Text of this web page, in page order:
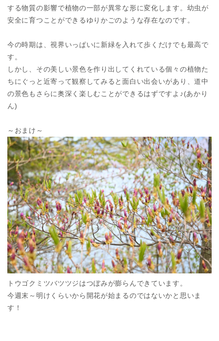
する物質の影響で植物の一部が異常な形に変化します。幼虫が
安全に育つことができるゆりかごのような存在なのです。
今の時期は、視界いっぱいに新緑を入れて歩くだけでも最高で
す。
しかし、その美しい景色を作り出してくれている個々の植物た
ちにぐっと近寄って観察してみると面白い出会いがあり、道中
の景色もさらに奥深く楽しむことができるはずですよ♪(あかり
ん)
～おまけ～
トウゴクミツバツツジはつぼみが膨らんできています。
今週末～明けくらいから開花が始まるのではないかと思いま
す！